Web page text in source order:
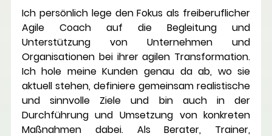
Ich persönlich lege den Fokus als freiberuflicher
Agile Coach auf die Begleitung und
Unterstützung von Unternehmen und
Organisationen bei ihrer agilen Transformation.
Ich hole meine Kunden genau da ab, wo sie
aktuell stehen, definiere gemeinsam realistische
und sinnvolle Ziele und bin auch in der
Durchführung und Umsetzung von konkreten
Maßnahmen dabei. Als Berater, Trainer,